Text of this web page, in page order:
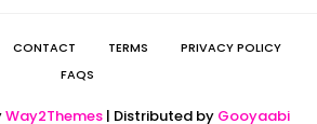
CONTACT TERMS
PRIVACY POLICY
FAQS
Way2Themes | Distributed by Gooyaabi